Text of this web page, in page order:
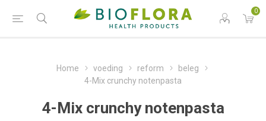
0
Home voeding reform
beleg
4-Mix crunchy notenpasta
4-Mix crunchy notenpasta